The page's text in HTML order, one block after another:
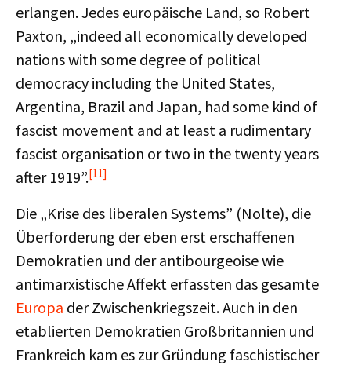
erlangen. Jedes europäische Land, so Robert
Paxton, „indeed all economically developed
nations with some degree of political
democracy including the United States,
Argentina, Brazil and Japan, had some kind of
fascist movement and at least a rudimentary
fascist organisation or two in the twenty years
after 1919”.[11]
Die „Krise des liberalen Systems” (Nolte), die
Überforderung der eben erst erschaffenen
Demokratien und der antibourgeoise wie
antimarxistische Affekt erfassten das gesamte
Europa der Zwischenkriegszeit. Auch in den
etablierten Demokratien Großbritannien und
Frankreich kam es zur Gründung faschistischer